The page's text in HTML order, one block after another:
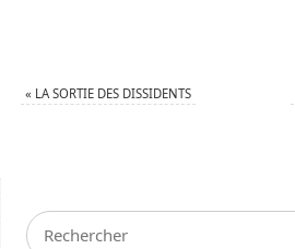
« LA SORTIE DES DISSIDENTS